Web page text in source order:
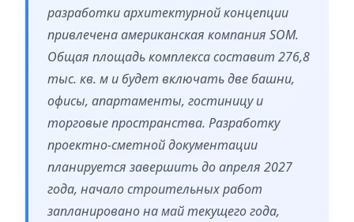
разработки архитектурной концепции
привлечена американская компания SOM.
Общая площадь комплекса составит 276,8
тыс. кв. м и будет включать две башни,
офисы, апартаменты, гостиницу и
торговые пространства. Разработку
проектно-сметной документации
планируется завершить до апреля 2027
года, начало строительных работ
запланировано на май текущего года,